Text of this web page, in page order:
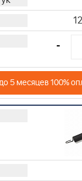
-
5 месяцев 100%